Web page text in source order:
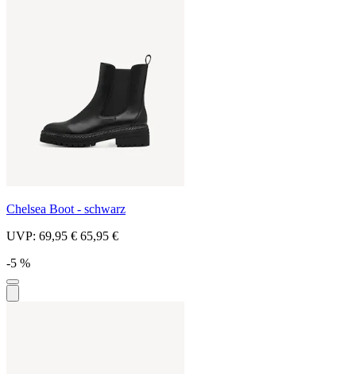
Chelsea Boot - schwarz
UVP: 69,95 € 65,95 €
-5 %